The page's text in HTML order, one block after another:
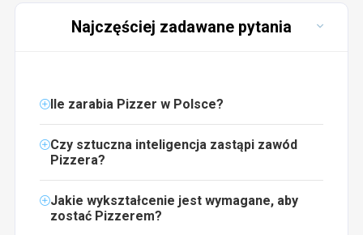
Najczęściej zadawane pytania
Ile zarabia Pizzer w Polsce?
Czy sztuczna inteligencja zastąpi zawód
Pizzera?
Jakie wykształcenie jest wymagane, aby
zostać Pizzerem?